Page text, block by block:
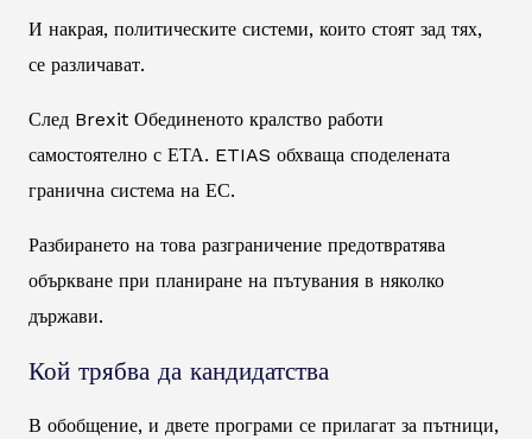
И накрая, политическите системи, които стоят зад тях,
се различават.
След Brexit Обединеното кралство работи
самостоятелно с ЕТА. ETIAS обхваща споделената
гранична система на ЕС.
Разбирането на това разграничение предотвратява
объркване при планиране на пътувания в няколко
държави.
Кой трябва да кандидатства
В обобщение, и двете програми се прилагат за пътници,